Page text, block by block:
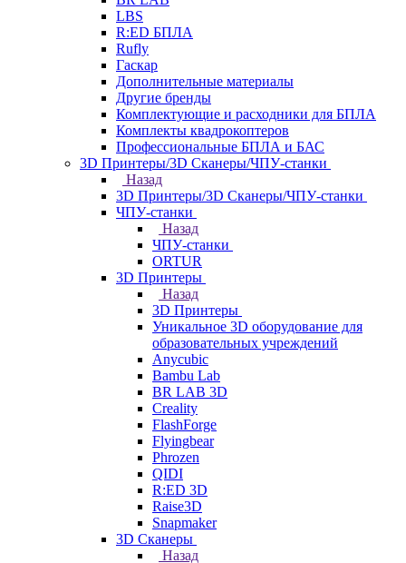
LBS
R:ED БПЛА
Rufly
Гаскар
Дополнительные материалы
Другие бренды
Комплектующие и расходники для БПЛА
Комплекты квадрокоптеров
Профессиональные БПЛА и БАС
3D Принтеры/3D Сканеры/ЧПУ-станки
Назад
3D Принтеры/3D Сканеры/ЧПУ-станки
ЧПУ-станки
Назад
ЧПУ-станки
ORTUR
3D Принтеры
Назад
3D Принтеры
Уникальное 3D оборудование для
образовательных учреждений
Anycubic
Bambu Lab
BR LAB 3D
Creality
FlashForge
Flyingbear
Phrozen
QIDI
R:ED 3D
Raise3D
Snapmaker
3D Сканеры
Назад